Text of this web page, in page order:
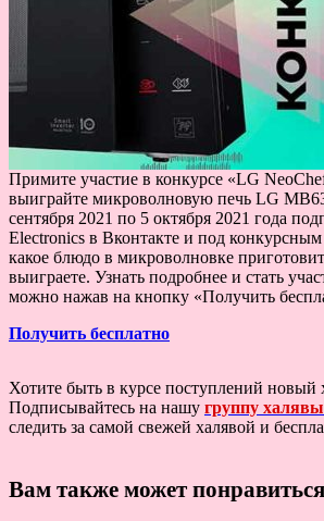
Примите участие в конкурсе «LG
выиграйте микроволновую печь LG
сентября 2021 по 5 октября 2021 года
Electronics в Вконтакте и под
какое блюдо в микроволновке
выиграете. Узнать подробнее и стать
можно нажав на кнопку «Получить
Получить бесплатно
Хотите быть в курсе поступлений новый
Подписывайтесь на нашу группу
следить за самой свежей халявой и
Вам также может